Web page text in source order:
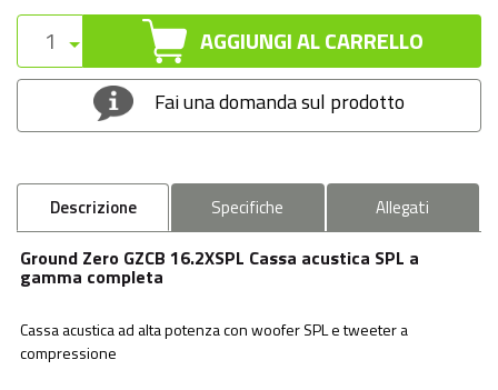
AGGIUNGI AL CARRELLO
Fai una domanda sul prodotto
Descrizione Specifiche Allegati
Ground Zero GZCB 16.2XSPL Cassa acustica SPL a
gamma completa
Cassa acustica ad alta potenza con woofer SPL e tweeter a
compressione